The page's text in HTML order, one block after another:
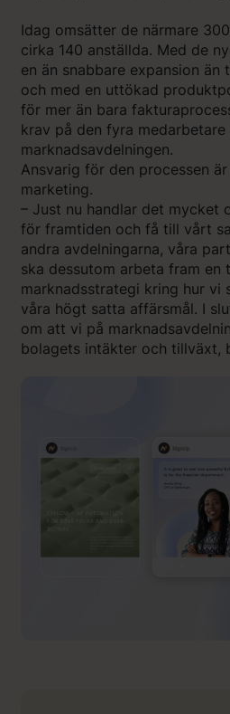
Idag omsätter de närmare
cirka 140 anställda. Med de
en än snabbare expansion än
och med en uttökad
för mer än bara
krav på den fyra medarbetare
marknadsavdelningen.
Ansvarig för den processen
marketing.
– Just nu handlar det mycket
för framtiden och få till vårt
andra avdelningarna, våra
ska dessutom arbeta fram en
marknadsstrategi kring hur vi
våra högt satta affärsmål. I
om att vi på
bolagets intäkter och tillväxt,